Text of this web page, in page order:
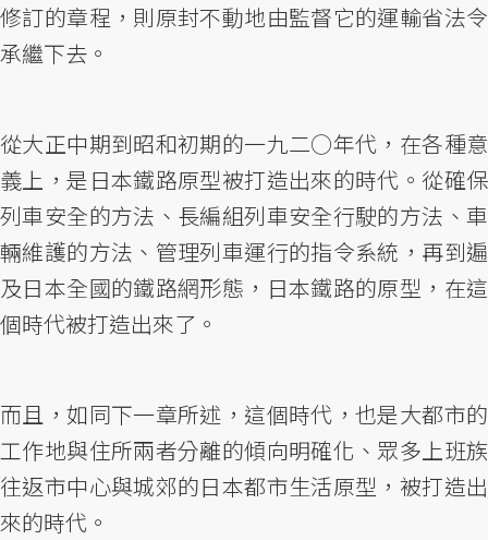
修訂的章程，則原封不動地由監督它的運輸省法令
承繼下去。
從大正中期到昭和初期的一九二○年代，在各種意
義上，是日本鐵路原型被打造出來的時代。從確保
列車安全的方法、長編組列車安全行駛的方法、車
輛維護的方法、管理列車運行的指令系統，再到遍
及日本全國的鐵路網形態，日本鐵路的原型，在這
個時代被打造出來了。
而且，如同下一章所述，這個時代，也是大都市的
工作地與住所兩者分離的傾向明確化、眾多上班族
往返市中心與城郊的日本都市生活原型，被打造出
來的時代。